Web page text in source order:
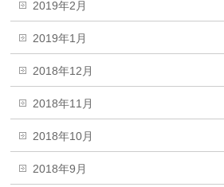
2019年2月
2019年1月
2018年12月
2018年11月
2018年10月
2018年9月